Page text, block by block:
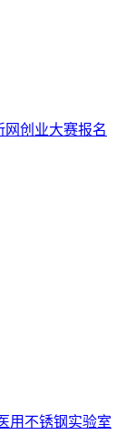
网创业大赛报名
用不锈钢实验室